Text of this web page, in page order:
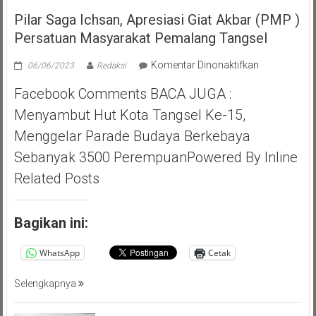
Pilar Saga Ichsan, Apresiasi Giat Akbar (PMP )
Persatuan Masyarakat Pemalang Tangsel
06/06/2023 Redaksi Komentar Dinonaktifkanpada
Akbar
Facebook Comments BACA JUGA :
Menyambut Hut Kota Tangsel Ke-15,
Menggelar Parade Budaya Berkebaya
Sebanyak 3500 PerempuanPowered By Inline
Related Posts
Bagikan ini:
WhatsApp Cetak
Selengkapnya